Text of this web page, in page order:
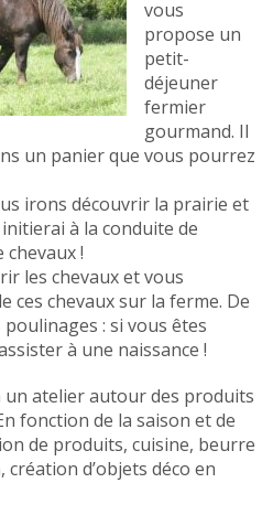
vous
propose un
petit-
déjeuner
fermier
gourmand. Il
un panier que vous pourrez
irons découvrir la prairie et
à la conduite de
!
les chevaux et vous
ces chevaux sur la ferme. De
: si vous êtes
à une naissance !
un atelier autour des produits
fonction de la saison et de
de produits, cuisine, beurre
d’objets déco en